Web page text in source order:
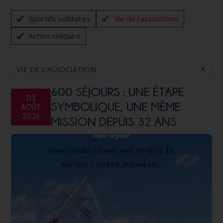
VIE DE L'ASSOCIATION
03
AOÛT
2026
600 SÉJOURS : UNE ÉTAPE
SYMBOLIQUE, UNE MÊME
MISSION DEPUIS 32 ANS
Sportifs solidaires
Vie de l'association
Action solidaire